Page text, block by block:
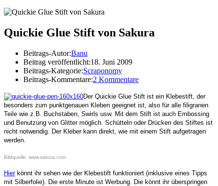
Quickie Glue Stift von Sakura
Beitrags-Autor:Banu
Beitrag veröffentlicht:18. Juni 2009
Beitrags-Kategorie:Scraponomy
Beitrags-Kommentare:2 Kommentare
Der Quickie Glue Stift ist ein Klebestift, der
besonders zum punktgenauen Kleben geeignet ist, also für alle filigranen
Teile wie z.B. Buchstaben, Swirls usw. Mit dem Stift ist auch Embossing
und Benutzung von Glitter möglich. Schütteln oder Drücken des Stiftes ist
nicht notwendig. Der Kleber kann direkt, wie mit einem Stift aufgetragen
werden.
Bildquelle: www.sakura.com
Hierkönnt ihr sehen wie der Klebestift funktioniert (inklusive eines Tipps
mit Silberfolie). Die erste Minute ist Werbung. Die könnt ihr überspringen